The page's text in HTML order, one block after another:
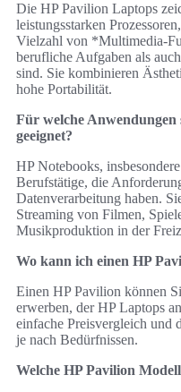
Die HP Pavilion Laptops
leistungsstarken
Vielzahl von *Multimedia-
berufliche Aufgaben als
sind. Sie kombinieren
hohe Portabilität.
Für welche Anwendungen
geeignet?
HP Notebooks,
Berufstätige, die
Datenverarbeitung haben.
Streaming von Filmen,
Musikproduktion in der
Wo kann ich einen HP
Einen HP Pavilion können
erwerben, der HP Laptops
einfache Preisvergleich und
je nach Bedürfnissen.
Welche HP Pavilion